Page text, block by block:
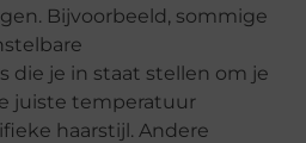
Bijvoorbeeld, sommige
die je in staat stellen om je
juiste temperatuur
haarstijl. Andere